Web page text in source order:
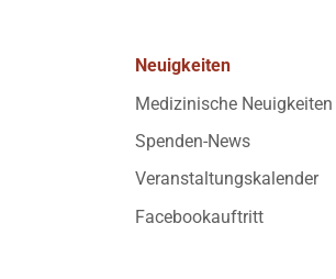
Neuigkeiten
Medizinische Neuigkeiten
Spenden-News
Veranstaltungskalender
Facebookauftritt